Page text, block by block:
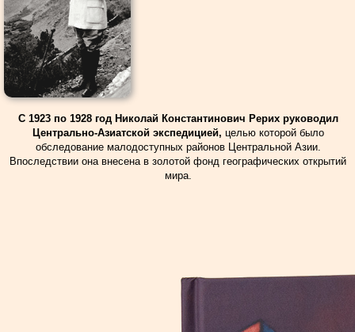
С 1923 по 1928 год Николай Константинович Рерих руководил
Центрально-Азиатской экспедицией, целью которой было
обследование малодоступных районов Центральной Азии.
Впоследствии она внесена в золотой фонд географических открытий
мира.